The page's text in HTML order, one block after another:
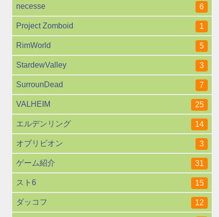
necesse 6
Project Zomboid 1
RimWorld 5
StardewValley 3
SurrounDead 7
VALHEIM 25
エルデンリング 14
オブリビオン 3
ゲーム紹介 31
スト6 15
ダッコフ 12